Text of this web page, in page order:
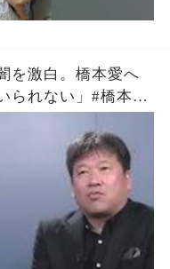
を激白。橋本愛へ
られない」#橋本愛